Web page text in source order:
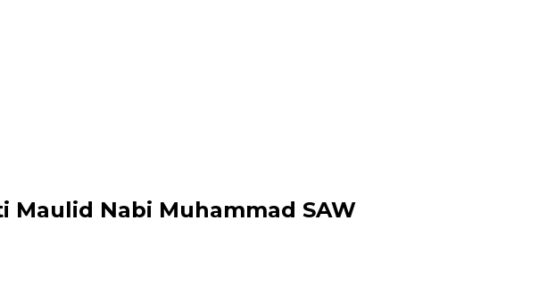
Maulid Nabi Muhammad SAW